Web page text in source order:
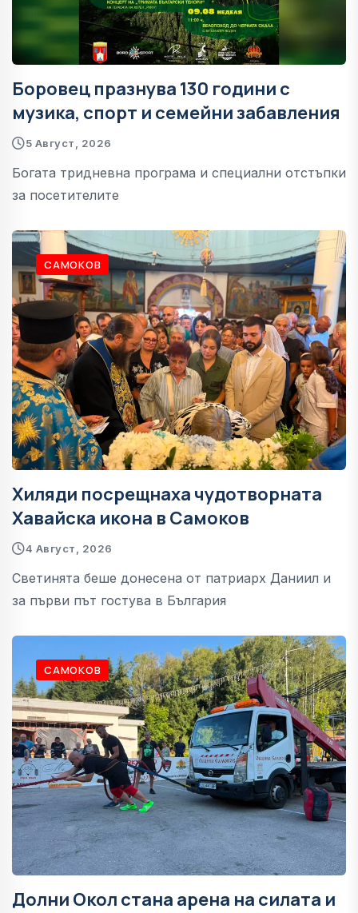
Боровец празнува 130 години с
музика, спорт и семейни забавления
5 Август, 2026
Богата тридневна програма и специални отстъпки
за посетителите
САМОКОВ
Хиляди посрещнаха чудотворната
Хавайска икона в Самоков
4 Август, 2026
Светинята беше донесена от патриарх Даниил и
за първи път гостува в България
САМОКОВ
Долни Окол стана арена на силата и